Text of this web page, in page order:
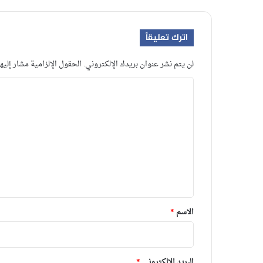
اترك تعليقاً
لن يتم نشر عنوان بريدك الإلكتروني.الحقول الإلزامية مشار
*
الاسم *